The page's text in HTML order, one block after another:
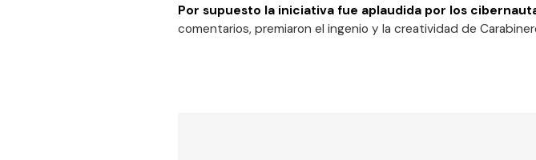
Por supuesto la iniciativa fue aplaudida por los
comentarios, premiaron el ingenio y la creatividad de